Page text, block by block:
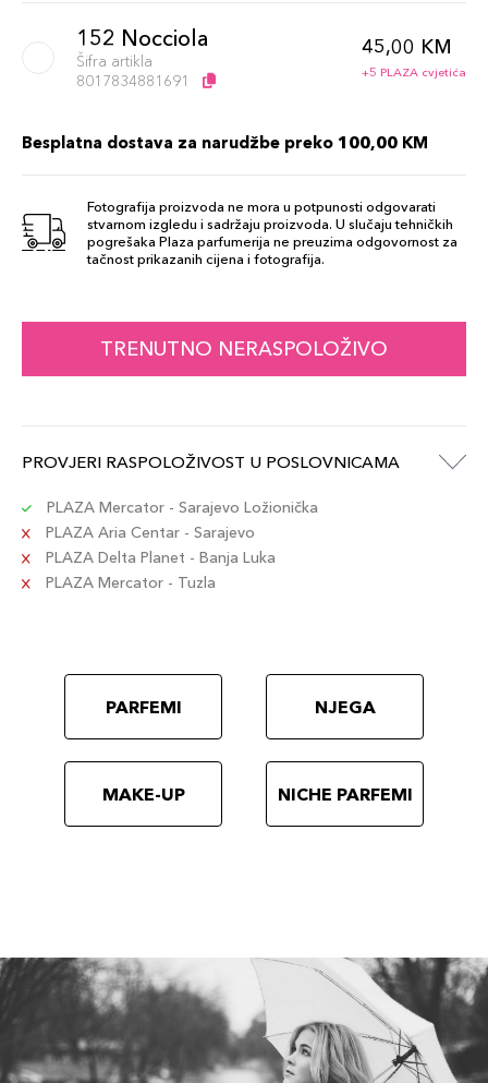
152 Nocciola
Šifra artikla
8017834881691
45,00 KM
+5 PLAZA cvjetića
151 Castagna 45,00 KM
43 Mauve
45,00 KM
Šifra artikla
154 Nudo
8017834866933
45,00 KM
+5 PLAZA cvjetića
150 Salmone
Šifra artikla
8017834881660
45,00 KM
+5 PLAZA cvjetića
153 Biscotto
Šifra artikla
45,00 KM
Besplatna dostava za narudžbe preko 100,00 KM
Fotografija proizvoda ne mora u potpunosti odgovarati
stvarnom izgledu i sadržaju proizvoda. U slučaju tehničkih
pogrešaka Plaza parfumerija ne preuzima odgovornost za
tačnost prikazanih cijena i fotografija.
TRENUTNO NERASPOLOŽIVO
PROVJERI RASPOLOŽIVOST U POSLOVNICAMA
PLAZA Mercator - Sarajevo Ložionička
PLAZA Aria Centar - Sarajevo
PLAZA Delta Planet - Banja Luka
PLAZA Mercator - Tuzla
PARFEMI NJEGA
MAKE-UP NICHE PARFEMI